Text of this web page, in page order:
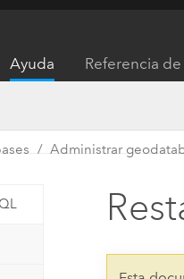
de
para SIG y
Conservación
Servicios públicos de
Salud y servicios humanos
Gobierno nacional
Ayuda Referencia
Administrar